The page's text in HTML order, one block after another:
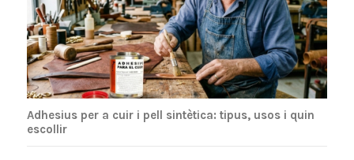
Adhesius per a cuir i pell sintètica: tipus, usos i quin
escollir